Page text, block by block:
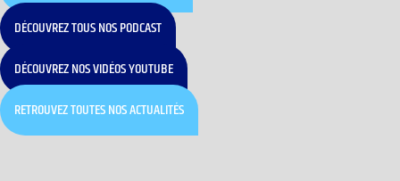
DÉCOUVREZ TOUS NOS PODCAST
DÉCOUVREZ NOS VIDÉOS YOUTUBE
RETROUVEZ TOUTES NOS ACTUALITÉS